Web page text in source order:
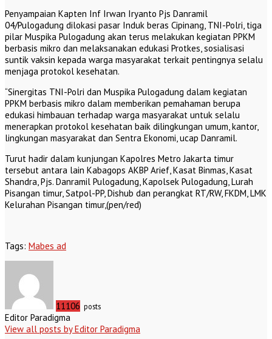
Penyampaian Kapten Inf Irwan Iryanto Pjs Danramil
04/Pulogadung dilokasi pasar Induk beras Cipinang, TNI-Polri, tiga
pilar Muspika Pulogadung akan terus melakukan kegiatan PPKM
berbasis mikro dan melaksanakan edukasi Protkes, sosialisasi
suntik vaksin kepada warga masyarakat terkait pentingnya selalu
menjaga protokol kesehatan.
“Sinergitas TNI-Polri dan Muspika Pulogadung dalam kegiatan
PPKM berbasis mikro dalam memberikan pemahaman berupa
edukasi himbauan terhadap warga masyarakat untuk selalu
menerapkan protokol kesehatan baik dilingkungan umum, kantor,
lingkungan masyarakat dan Sentra Ekonomi, ucap Danramil.
Turut hadir dalam kunjungan Kapolres Metro Jakarta timur
tersebut antara lain Kabagops AKBP Arief, Kasat Binmas, Kasat
Shandra, Pjs. Danramil Pulogadung, Kapolsek Pulogadung, Lurah
Pisangan timur, Satpol-PP, Dishub dan perangkat RT/RW, FKDM, LMK
Kelurahan Pisangan timur,(pen/red)
Tags: Mabes ad
11106 posts
Editor Paradigma
View all posts by Editor Paradigma